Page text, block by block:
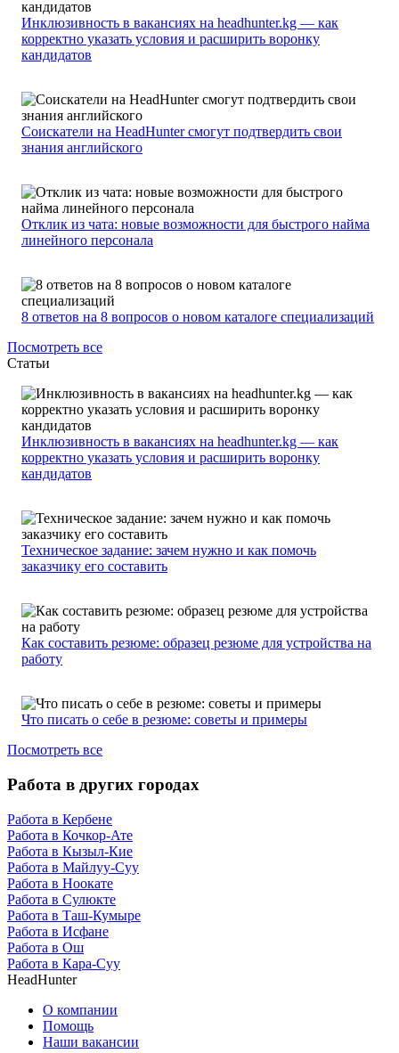
Инклюзивность в вакансиях на headhunter.kg — как
корректно указать условия и расширить воронку
кандидатов
Соискатели на HeadHunter смогут подтвердить свои
знания английского
Отклик из чата: новые возможности для быстрого найма
линейного персонала
8 ответов на 8 вопросов о новом каталоге специализаций
Посмотреть все
Статьи
Инклюзивность в вакансиях на headhunter.kg — как
корректно указать условия и расширить воронку
кандидатов
Техническое задание: зачем нужно и как помочь
заказчику его составить
Как составить резюме: образец резюме для устройства на
работу
Что писать о себе в резюме: советы и примеры
Посмотреть все
Работа в других городах
Работа в Кербене
Работа в Кочкор-Ате
Работа в Кызыл-Кие
Работа в Майлуу-Суу
Работа в Ноокате
Работа в Сулюкте
Работа в Таш-Кумыре
Работа в Исфане
Работа в Ош
Работа в Кара-Суу
HeadHunter
О компании
Помощь
Наши вакансии